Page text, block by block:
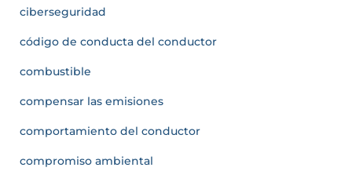
ciberseguridad
código de conducta del conductor
combustible
compensar las emisiones
comportamiento del conductor
compromiso ambiental